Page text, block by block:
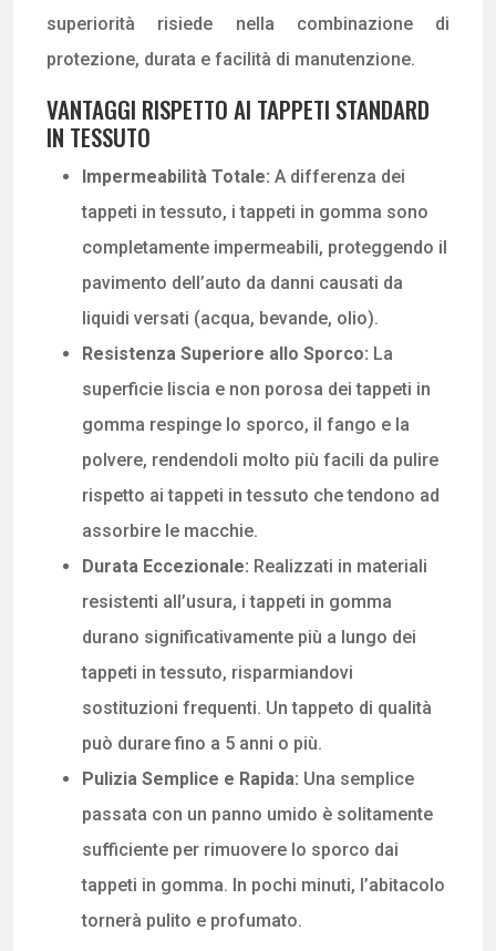
superiorità risiede nella combinazione di
protezione, durata e facilità di manutenzione.
VANTAGGI RISPETTO AI TAPPETI STANDARD
IN TESSUTO
Impermeabilità Totale: A differenza dei
tappeti in tessuto, i tappeti in gomma sono
completamente impermeabili, proteggendo il
pavimento dell’auto da danni causati da
liquidi versati (acqua, bevande, olio).
Resistenza Superiore allo Sporco: La
superficie liscia e non porosa dei tappeti in
gomma respinge lo sporco, il fango e la
polvere, rendendoli molto più facili da pulire
rispetto ai tappeti in tessuto che tendono ad
assorbire le macchie.
Durata Eccezionale: Realizzati in materiali
resistenti all’usura, i tappeti in gomma
durano significativamente più a lungo dei
tappeti in tessuto, risparmiandovi
sostituzioni frequenti. Un tappeto di qualità
può durare fino a 5 anni o più.
Pulizia Semplice e Rapida: Una semplice
passata con un panno umido è solitamente
sufficiente per rimuovere lo sporco dai
tappeti in gomma. In pochi minuti, l’abitacolo
tornerà pulito e profumato.